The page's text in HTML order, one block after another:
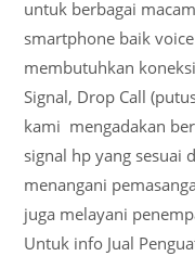
untuk berbagai
smartphone baik
membutuhkan
Signal, Drop Call
kami mengadakan
signal hp yang sesuai
menangani
juga melayani
Untuk info Jual